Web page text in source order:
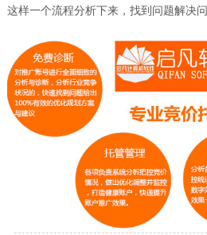
这样一个流程分析下来，找到问题解决